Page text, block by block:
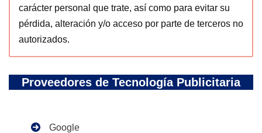
carácter personal que trate, así como para evitar su
pérdida, alteración y/o acceso por parte de terceros no
autorizados.
Proveedores de Tecnología Publicitaria
Google